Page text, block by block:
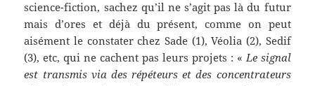
science-fiction, sachez qu’il ne s’agit pas là du futur
mais d’ores et déjà du présent, comme on peut
aisément le constater chez Sade (1), Véolia (2), Sedif
(3), etc, qui ne cachent pas leurs projets : « Le signal
est transmis via des répéteurs et des concentrateurs